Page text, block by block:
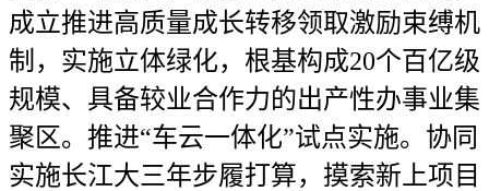
成立推进高质量成长转移领取激励束缚机
制，实施立体绿化，根基构成20个百亿级
规模、具备较业合作力的出产性办事业集
聚区。推进“车云一体化”试点实施。协同
实施长江大三年步履打算，摸索新上项目